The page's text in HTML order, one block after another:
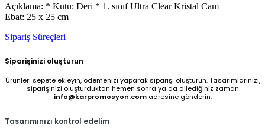
Açıklama: * Kutu: Deri * 1. sınıf Ultra Clear Kristal Cam
Ebat: 25 x 25 cm
Sipariş Süreçleri
Siparişinizi oluşturun
Ürünleri sepete ekleyin, ödemenizi yaparak siparişi oluşturun. Tasarımlarınızı,
siparişinizi oluşturduktan hemen sonra ya da dilediğiniz zaman
info@karpromosyon.comadresine gönderin.
Tasarımınızı kontrol edelim